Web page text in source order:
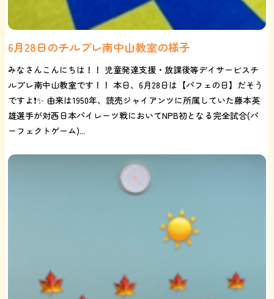
6月28日のチルプレ南中山教室の様子
みなさんこんにちは！！ 児童発達支援・放課後等デイサービスチ
ルプレ南中山教室です！！ 本日、6月28日は【パフェの日】だそう
ですよ❗️✨ 由来は1950年、読売ジャイアンツに所属していた藤本英
雄選手が対西日本パイレーツ戦においてNPB初となる完全試合(パ
ーフェクトゲーム)...